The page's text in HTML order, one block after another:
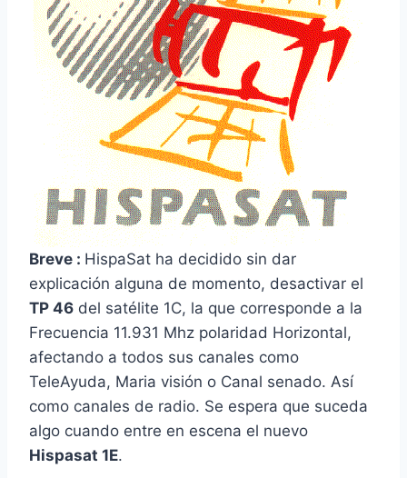
Breve : HispaSat ha decidido sin dar
explicación alguna de momento, desactivar el
TP 46 del satélite 1C, la que corresponde a la
Frecuencia 11.931 Mhz polaridad Horizontal,
afectando a todos sus canales como
TeleAyuda, Maria visión o Canal senado. Así
como canales de radio. Se espera que suceda
algo cuando entre en escena el nuevo
Hispasat 1E.